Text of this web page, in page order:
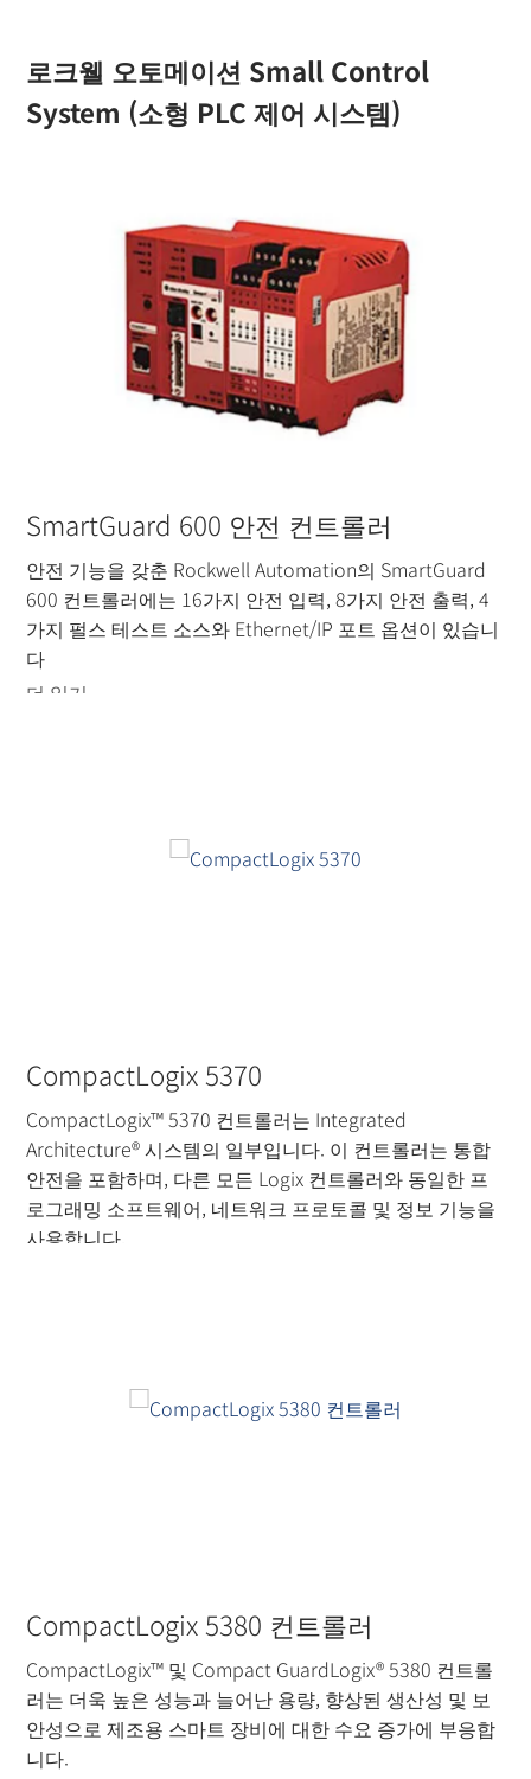
로크웰 오토메이션 Small Control
System (소형 PLC 제어 시스템)
SmartGuard 600 안전 컨트롤러
안전 기능을 갖춘 Rockwell Automation의 SmartGuard
600 컨트롤러에는 16가지 안전 입력, 8가지 안전 출력, 4
가지 펄스 테스트 소스와 Ethernet/IP 포트 옵션이 있습니
다
더 읽기
CompactLogix 5370
CompactLogix™ 5370 컨트롤러는 Integrated
Architecture® 시스템의 일부입니다. 이 컨트롤러는 통합
안전을 포함하며, 다른 모든 Logix 컨트롤러와 동일한 프
로그래밍 소프트웨어, 네트워크 프로토콜 및 정보 기능을
사용합니다.
CompactLogix 5380 컨트롤러
CompactLogix™ 및 Compact GuardLogix® 5380 컨트롤
러는 더욱 높은 성능과 늘어난 용량, 향상된 생산성 및 보
안성으로 제조용 스마트 장비에 대한 수요 증가에 부응합
니다.